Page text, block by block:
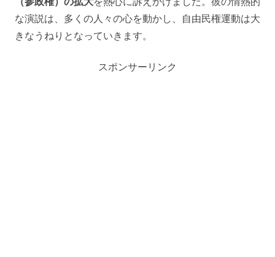
な演説は、多くの人々の心を動かし、自由民権運動は大
きなうねりとなっていきます。
スポンサーリンク